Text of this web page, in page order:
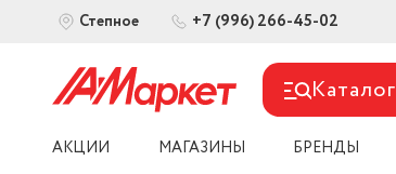
Степное +7 (996) 266-45-02
Каталог
АКЦИИ МАГАЗИНЫ БРЕНДЫ